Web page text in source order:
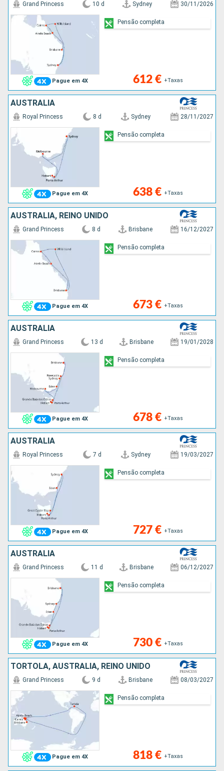
Pague em 4X
Grand Princess 10 d Sydney 30/11/2026
612 € +Taxas
Pensão completa
AUSTRALIA
Pague em 4X
Royal Princess 8 d Sydney 28/11/2027
638 € +Taxas
Pensão completa
AUSTRALIA, REINO UNIDO
Pague em 4X
Grand Princess 8 d Brisbane 16/12/2027
673 € +Taxas
Pensão completa
AUSTRALIA
Pague em 4X
Grand Princess 13 d Brisbane 19/01/2028
678 € +Taxas
Pensão completa
AUSTRALIA
Pague em 4X
Royal Princess 7 d Sydney 19/03/2027
727 € +Taxas
Pensão completa
AUSTRALIA
Pague em 4X
Grand Princess 11 d Brisbane 06/12/2027
730 € +Taxas
Pensão completa
TORTOLA, AUSTRALIA, REINO UNIDO
Pague em 4X
Grand Princess 9 d Brisbane 08/03/2027
818 € +Taxas
Pensão completa